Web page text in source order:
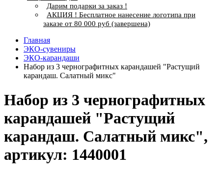
Дарим подарки за заказ !
АКЦИЯ ! Бесплатное нанесение логотипа при
заказе от 80 000 руб (завершена)
Главная
ЭКО-сувениры
ЭКО-карандаши
Набор из 3 чернографитных карандашей "Растущий
карандаш. Салатный микс"
Набор из 3 чернографитных
карандашей "Растущий
карандаш. Салатный микс",
артикул: 1440001